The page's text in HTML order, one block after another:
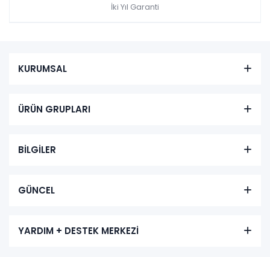
İki Yıl Garanti
KURUMSAL
ÜRÜN GRUPLARI
BİLGİLER
GÜNCEL
YARDIM + DESTEK MERKEZİ